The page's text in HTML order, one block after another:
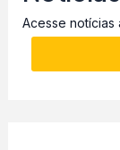
Acesse notícias